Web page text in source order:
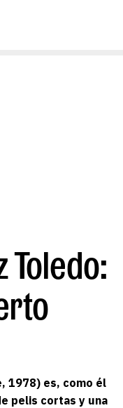
Toledo:
1978) es, como él
pelis cortas y una